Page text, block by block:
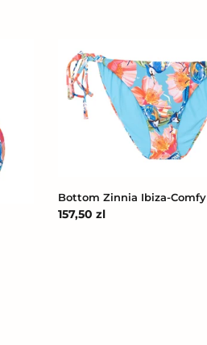
Zinnia
Ibiza-
Comfy
Bottom Zinnia Ibiza-Comfy
Cena
157,50 zl